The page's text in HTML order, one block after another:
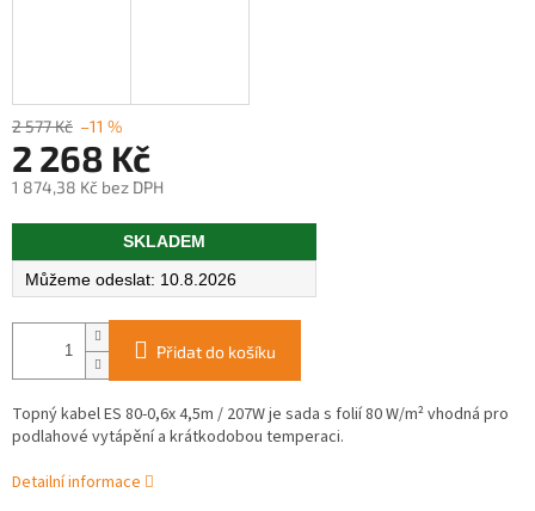
2 577 Kč –11 %
2 268 Kč
1 874,38 Kč bez DPH
Měrná
SKLADEM
10.8.2026
Přidat do košíku
Topný kabel ES 80-0,6x 4,5m / 207W je sada s folií 80 W/m² vhodná pro
podlahové vytápění a krátkodobou temperaci.
Detailní informace